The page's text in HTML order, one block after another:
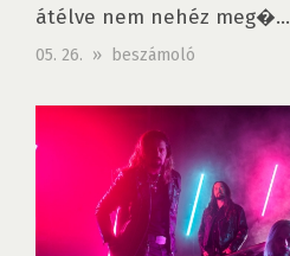
átélve nem nehéz meg�...
05. 26. » beszámoló